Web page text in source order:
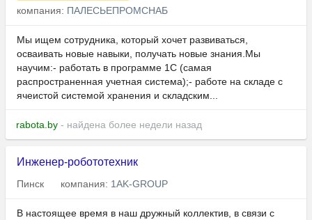
компания: ПАЛЕСЬЕПРОМСНАБ
Мы ищем сотрудника, который хочет развиваться,
осваивать новые навыки, получать новые знания.Мы
научим:- работать в программе 1С (самая
распространенная учетная система);- работе на складе с
ячеистой системой хранения и складским...
rabota.by - найдена более недели назад
Инженер-робототехник
Пинск компания: 1AK-GROUP
В настоящее время в наш дружный коллектив, в связи с